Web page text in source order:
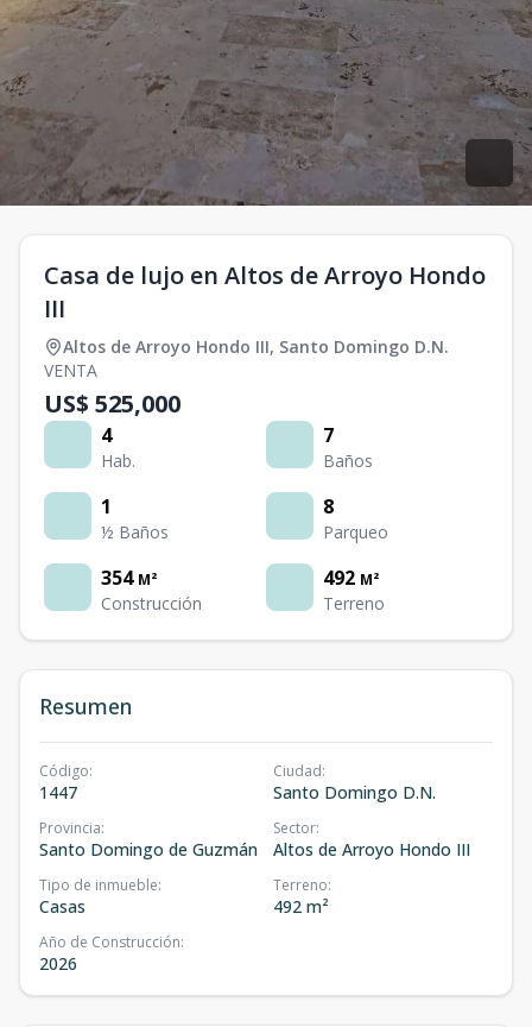
Casa de lujo en Altos de Arroyo Hondo
III
Altos de Arroyo Hondo III, Santo Domingo D.N.
VENTA
US$ 525,000
4
Hab.
7
Baños
1
½ Baños
8
Parqueo
354 M²
Construcción
492 M²
Terreno
Resumen
Código:
1447
Ciudad:
Santo Domingo D.N.
Provincia:
Santo Domingo de Guzmán
Sector:
Altos de Arroyo Hondo III
Tipo de inmueble:
Casas
Terreno:
492 m²
Año de Construcción:
2026